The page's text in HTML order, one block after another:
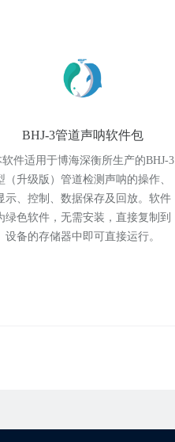
BHJ-3管道声呐软件包
软件适用于博海深衡所生产的BHJ-3
（升级版）管道检测声呐的操作、
示、控制、数据保存及回放。软件
绿色软件，无需安装，直接复制到
设备的存储器中即可直接运行。